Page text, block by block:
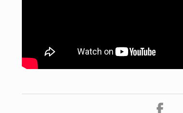
VOICE OF FREEDOM
AKIRA OZAWA / 尾澤 彰
VOICE OF